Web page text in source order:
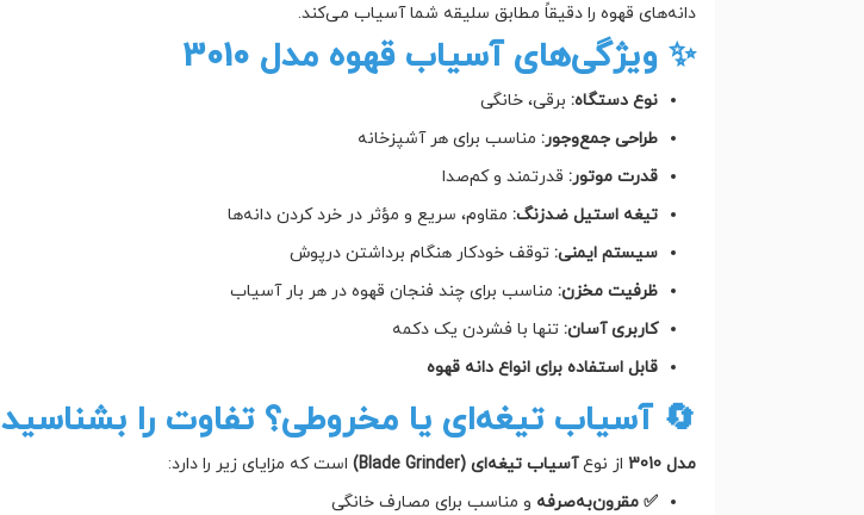
دانه‌های قهوه را دقیقاً مطابق سلیقه شما آسیاب می‌کند.
✨ ویژگی‌های آسیاب قهوه مدل 3010
نوع دستگاه: برقی، خانگی
طراحی جمع‌وجور: مناسب برای هر آشپزخانه
قدرت موتور: قدرتمند و کم‌صدا
تیغه استیل ضدزنگ: مقاوم، سریع و مؤثر در خرد کردن دانه‌ها
سیستم ایمنی: توقف خودکار هنگام برداشتن درپوش
ظرفیت مخزن: مناسب برای چند فنجان قهوه در هر بار آسیاب
کاربری آسان: تنها با فشردن یک دکمه
قابل استفاده برای انواع دانه قهوه
🔄 آسیاب تیغه‌ای یا مخروطی؟ تفاوت را بشناسید
مدل 3010 از نوعآسیاب تیغه‌ای (Blade Grinder)
است که مزایای زیر را دارد:
✅ مقرون‌به‌صرفه و مناسب برای مصارف خانگی